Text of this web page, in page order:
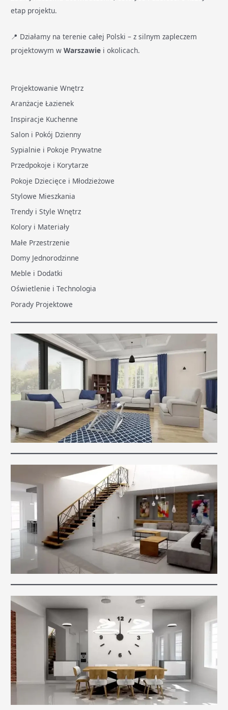
etap projektu.
📍 Działamy na terenie całej Polski – z silnym zapleczem
projektowym wWarszawie i okolicach.
Projektowanie Wnętrz
Aranżacje Łazienek
Inspiracje Kuchenne
Salon i Pokój Dzienny
Sypialnie i Pokoje Prywatne
Przedpokoje i Korytarze
Pokoje Dziecięce i Młodzieżowe
Stylowe Mieszkania
Trendy i Style Wnętrz
Kolory i Materiały
Małe Przestrzenie
Domy Jednorodzinne
Meble i Dodatki
Oświetlenie i Technologia
Porady Projektowe